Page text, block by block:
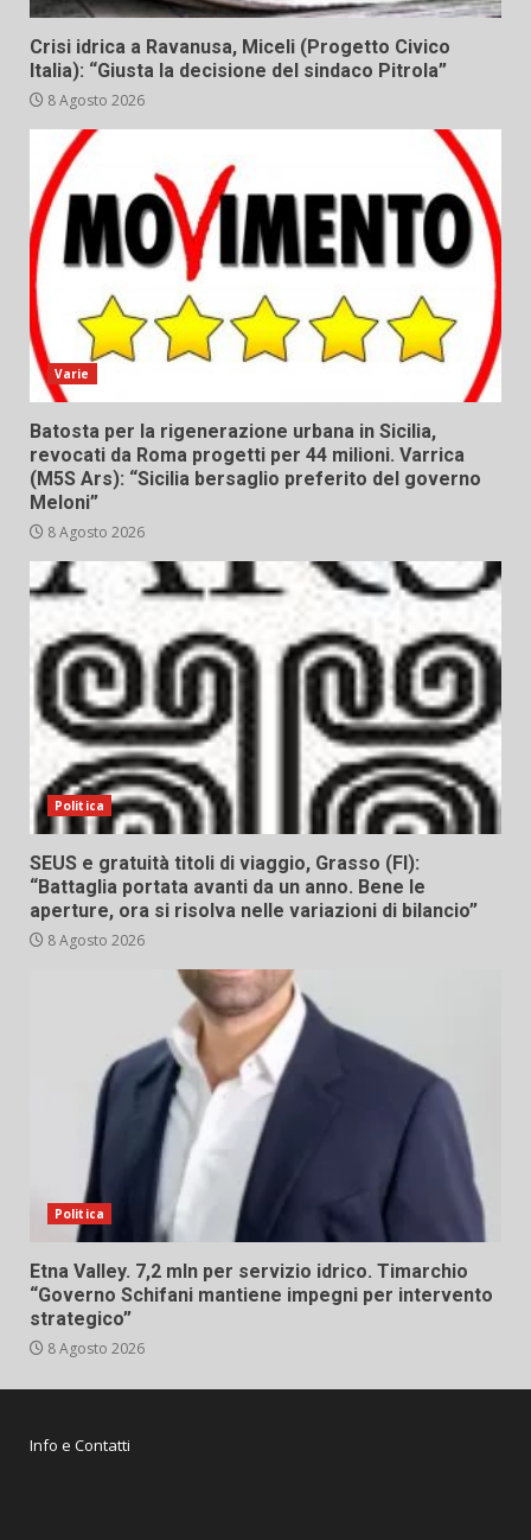
Crisi idrica a Ravanusa, Miceli (Progetto Civico
Italia): “Giusta la decisione del sindaco Pitrola”
8 Agosto 2026
Varie
Batosta per la rigenerazione urbana in Sicilia,
revocati da Roma progetti per 44 milioni. Varrica
(M5S Ars): “Sicilia bersaglio preferito del governo
Meloni”
8 Agosto 2026
Politica
SEUS e gratuità titoli di viaggio, Grasso (FI):
“Battaglia portata avanti da un anno. Bene le
aperture, ora si risolva nelle variazioni di bilancio”
8 Agosto 2026
Politica
Etna Valley. 7,2 mln per servizio idrico. Timarchio
“Governo Schifani mantiene impegni per intervento
strategico”
8 Agosto 2026
Info e Contatti